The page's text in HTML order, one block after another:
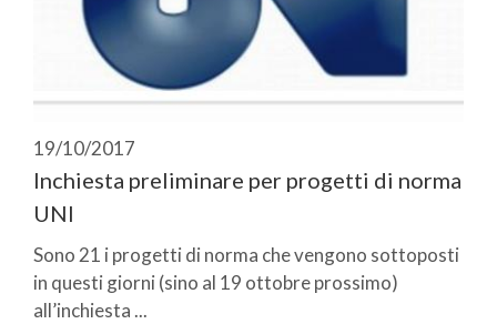
19/10/2017
Inchiesta preliminare per progetti di norma
UNI
Sono 21 i progetti di norma che vengono sottoposti
in questi giorni (sino al 19 ottobre prossimo)
all’inchiesta ...